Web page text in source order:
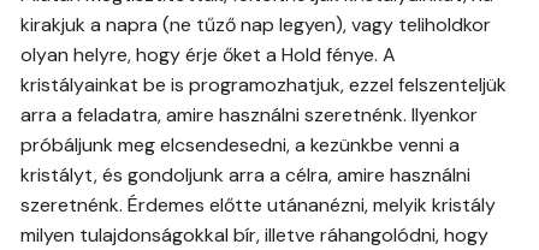
kirakjuk a napra (ne tűző nap legyen), vagy teliholdkor
olyan helyre, hogy érje őket a Hold fénye. A
kristályainkat be is programozhatjuk, ezzel felszenteljük
arra a feladatra, amire használni szeretnénk. Ilyenkor
próbáljunk meg elcsendesedni, a kezünkbe venni a
kristályt, és gondoljunk arra a célra, amire használni
szeretnénk. Érdemes előtte utánanézni, melyik kristály
milyen tulajdonságokkal bír, illetve ráhangolódni, hogy